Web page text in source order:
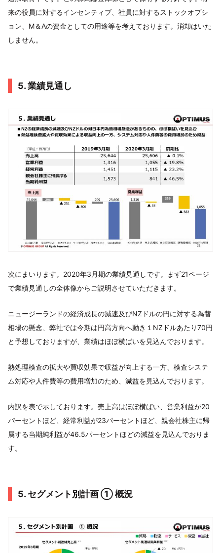
来の役員に対するインセンティブ、社員に対するストックオプシ
ョン、M＆Aの資金としての用途等を考えております。消却はいた
しません。
5. 業績見通し
次にまいります。2020年3月期の業績見通しです。まず21ページ
で業績見通しの全体像からご説明させていただきます。
ニュージーランドの経済成長の減速及びNZドルの円に対する為替
相場の懸念、弊社では今期は円高方向へ動き１NZドルあたり70円
と予想しておりますが、業績はほぼ横ばいを見込んでおります。
熱処理検査の拡大や買収効果で収益が向上する一方、検査システ
ム対応や人件費等の費用増加のため、減益を見込んでおります。
内訳を表で示しております。売上高はほぼ横ばい、営業利益が20
パーセントほど、経常利益が23パーセントほど、親会社株主に帰
属する当期純利益が46.5パーセントほどの減益を見込んでおりま
す。
5. セグメント別計画 ① 概況